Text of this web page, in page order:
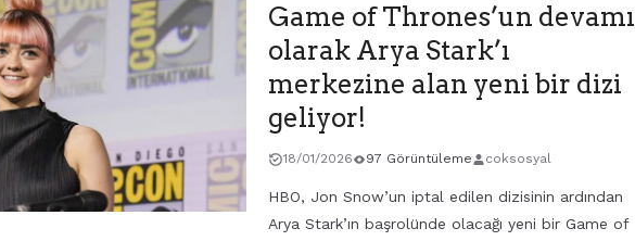
Game of Thrones’un devamı
olarak Arya Stark’ı
merkezine alan yeni bir dizi
geliyor!
18/01/2026 97 Görüntüleme coksosyal
HBO, Jon Snow’un iptal edilen dizisinin ardından
Arya Stark’ın başrolünde olacağı yeni bir Game of